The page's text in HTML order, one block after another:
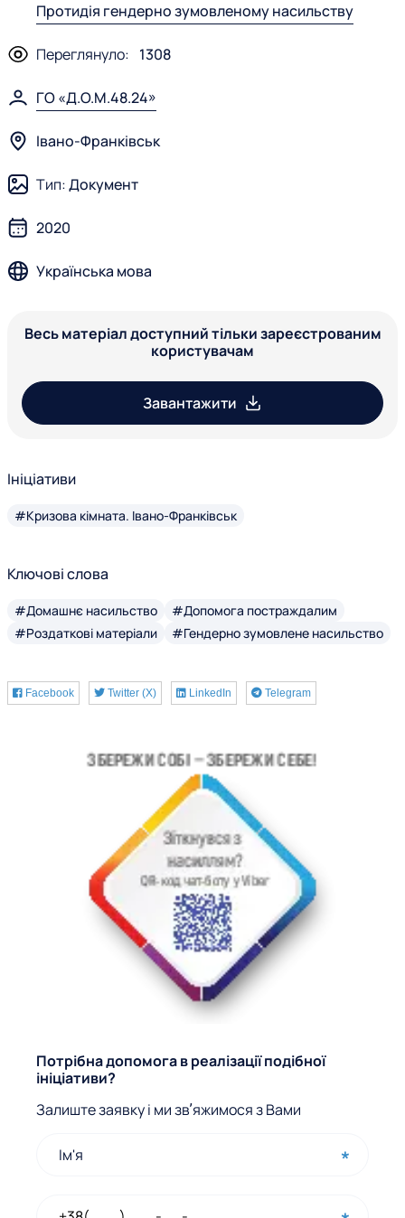
Протидія гендерно зумовленому насильству
Переглянуло: 1308
ГО «Д.О.М.48.24»
Івано-Франківськ
Тип:Документ
2020
Українська мова
Весь матеріал доступний тільки зареєстрованим
користувачам
Завантажити
Ініціативи
#Кризова кімната. Івано-Франківськ
Ключові слова
#Домашнє насильство
#Допомога постраждалим
#Роздаткові матеріали
#Гендерно зумовлене насильство
Facebook Twitter (X) LinkedIn Telegram
Ф
о
р
Потрібна допомога в реалізації подібної
ініціативи?
Залиште заявку і ми звʼяжимося з Вами